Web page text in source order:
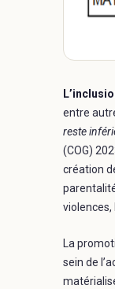
entre
reste
(COG)
création
violences,
La
sein de